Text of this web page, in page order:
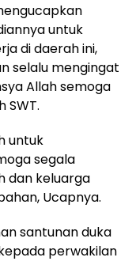
untuk
di daerah ini,
selalu mengingat
Allah semoga
SWT.
untuk
segala
dan keluarga
Ucapnya.
santunan duka
perwakilan